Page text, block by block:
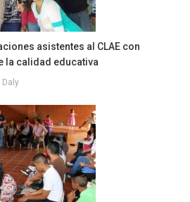
asistentes al CLAE con
la calidad educativa
Daly